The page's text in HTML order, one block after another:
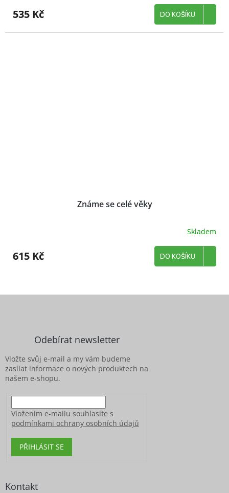
535 Kč DO KOŠÍKU
Známe se celé věky
Skladem
615 Kč DO KOŠÍKU
Odebírat newsletter
Vložte svůj e-mail a my vám budeme
zasílat informace o nových produktech na
našem e-shopu.
Vložením e-mailu souhlasíte s
podmínkami ochrany osobních údajů
PŘIHLÁSIT SE
Kontakt